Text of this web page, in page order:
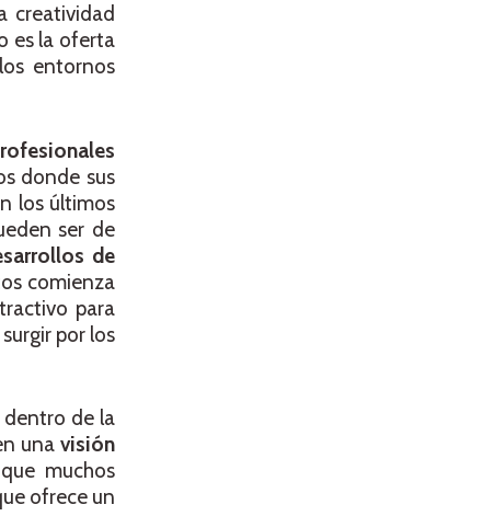
creatividad
es la oferta
entornos
donde sus
los últimos
ser de
de
comienza
para
por los
dentro de la
una visión
muchos
ofrece un